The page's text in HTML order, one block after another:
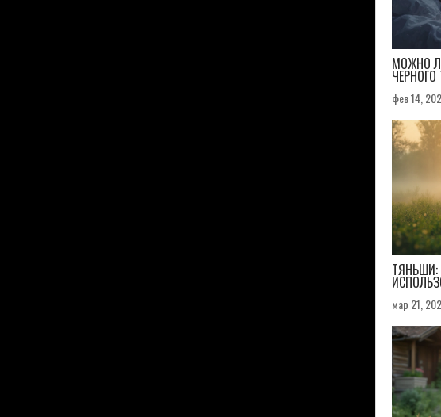
МОЖНО
фев 14,
ТЯНЬШИ:
мар 21,